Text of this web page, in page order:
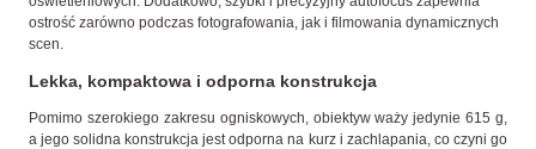
ostrość zarówno podczas fotografowania, jak i filmowania dynamicznych
scen.
Lekka, kompaktowa i odporna konstrukcja
Pomimo szerokiego zakresu ogniskowych, obiektyw waży jedynie 615 g,
a jego solidna konstrukcja jest odporna na kurz i zachlapania, co czyni go